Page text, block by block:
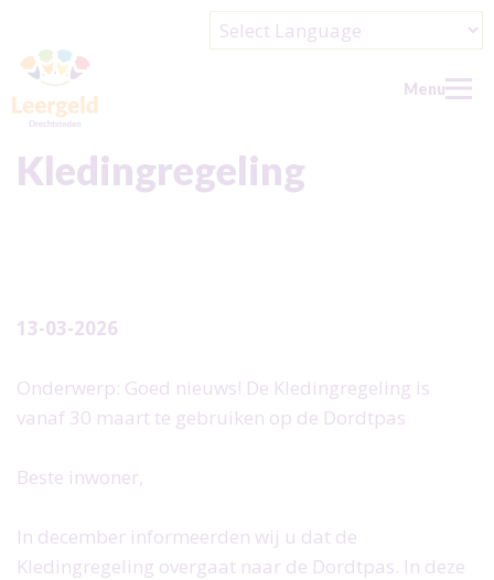
Powered by
Wat kan/wil je aanvragen?
Over ons
Over ons
Doel en beleid
ANBI
Contact
Help ons
Menu
Kledingregeling
13-03-2026
Onderwerp: Goed nieuws! De Kledingregeling is
vanaf 30 maart te gebruiken op de Dordtpas
Beste inwoner,
In december informeerden wij u dat de
Kledingregeling overgaat naar de Dordtpas. In deze